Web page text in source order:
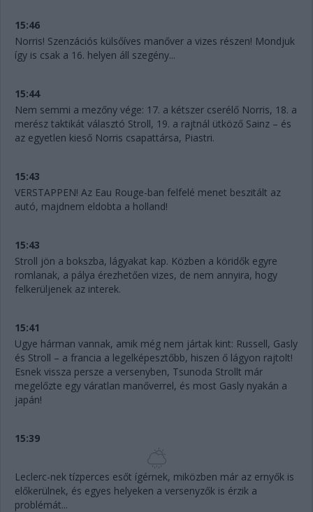
15:46
Norris! Szenzációs külsőíves manőver a vizes részen! Mondjuk
így is csak a 16. helyen áll szegény...
15:44
Nem semmi a mezőny vége: 17. a kétszer cserélő Norris, 18. a
merész taktikát választó Stroll, 19. a rajtnál ütköző Sainz – és
az egyetlen kieső Norris csapattársa, Piastri.
15:43
VERSTAPPEN! Az Eau Rouge-ban felfelé menet beszitált az
autó, majdnem eldobta a holland!
15:43
Stroll jön a bokszba, lágyakat kap. Közben a köridők egyre
romlanak, a pálya érezhetően vizes, de nem annyira, hogy
felkerüljenek az interek.
15:41
Ugye hárman vannak, amik még nem jártak kint: Russell, Gasly
és Stroll – a francia a legelképesztőbb, hiszen ő lágyon rajtolt!
Esnek vissza persze a versenyben, Tsunoda Strollt már
megelőzte egy váratlan manőverrel, és most Gasly nyakán a
japán!
15:39
Leclerc-nek tízperces esőt ígérnek, miközben már az ernyők is
előkerülnek, és egyes helyeken a versenyzők is érzik a
problémát...